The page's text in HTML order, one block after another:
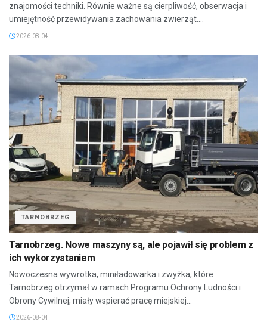
znajomości techniki. Równie ważne są cierpliwość, obserwacja i
umiejętność przewidywania zachowania zwierząt....
2026-08-04
TARNOBRZEG
Tarnobrzeg. Nowe maszyny są, ale pojawił się problem z
ich wykorzystaniem
Nowoczesna wywrotka, miniładowarka i zwyżka, które
Tarnobrzeg otrzymał w ramach Programu Ochrony Ludności i
Obrony Cywilnej, miały wspierać pracę miejskiej...
2026-08-04